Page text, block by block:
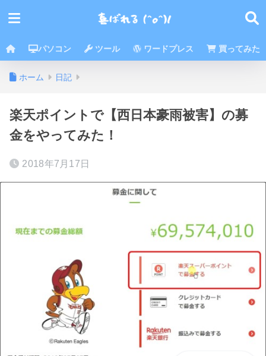
パソコン ツール ワードプレス 買ってみた
ホーム 日記
楽天ポイントで【西日本豪雨被害】の募
金をやってみた！
2018年7月17日